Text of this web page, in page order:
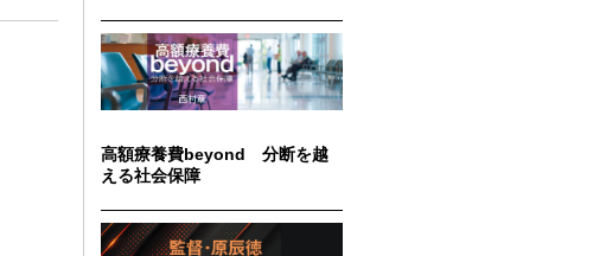
高額療養費beyond 分断を越
える社会保障